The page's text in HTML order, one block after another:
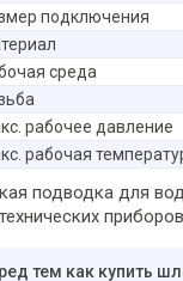
подключения
среда
рабочее давление
рабочая
подводка для
тем как купить